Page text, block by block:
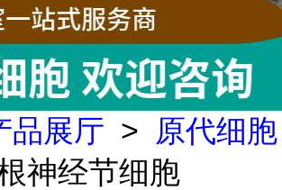
品展厅 >
原代细胞
神经节细胞